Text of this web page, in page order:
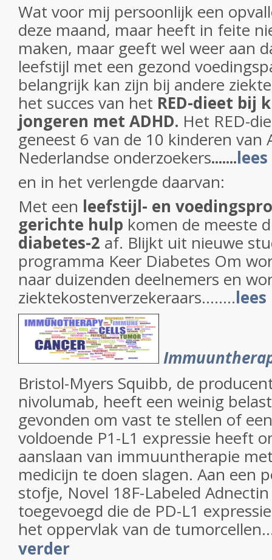
Wat voor mij persoonlijk een
deze maand, maar heeft in feite
maken, maar geeft wel weer aan
leefstijl met een gezond
belangrijk kan zijn bij andere
het succes van het RED-dieet bij
jongeren met ADHD. Het RED-
geneest 6 van de 10 kinderen van
Nederlandse onderzoekers.......
en in het verlengde daarvan:
Met een leefstijl- en
gerichte hulp komen de meeste
diabetes-2 af. Blijkt uit nieuwe
programma Keer Diabetes Om
naar duizenden deelnemers en
ziektekostenverzekeraars........
Bristol-Myers Squibb, de
nivolumab, heeft een weinig
gevonden om vast te stellen of
voldoende P1-L1 expressie heeft
aanslaan van immuuntherapie
medicijn te doen slagen. Aan een
stofje, Novel 18F-Labeled
toegevoegd die de PD-L1
het oppervlak van de
verder